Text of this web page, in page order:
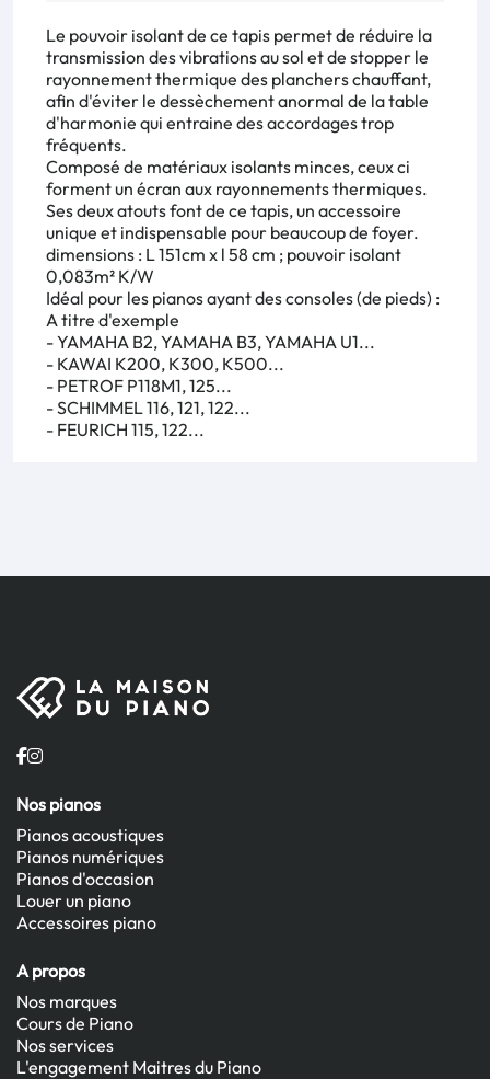
Le pouvoir isolant de ce tapis permet de réduire la
transmission des vibrations au sol et de stopper le
rayonnement thermique des planchers chauffant,
afin d'éviter le dessèchement anormal de la table
d'harmonie qui entraine des accordages trop
fréquents.
Composé de matériaux isolants minces, ceux ci
forment un écran aux rayonnements thermiques.
Ses deux atouts font de ce tapis, un accessoire
unique et indispensable pour beaucoup de foyer.
dimensions : L 151cm x l 58 cm ; pouvoir isolant
0,083m² K/W
Idéal pour les pianos ayant des consoles (de pieds) :
A titre d'exemple
-YAMAHA B2,YAMAHA B3,YAMAHA U1...
- KAWAI K200, K300, K500...
- PETROF P118M1,125...
-SCHIMMEL 116,121,122...
- FEURICH 115,122...
Nos pianos
Pianos acoustiques
Pianos numériques
Pianos d'occasion
Louer un piano
Accessoires piano
A propos
Nos marques
Cours de Piano
Nos services
L'engagement Maitres du Piano